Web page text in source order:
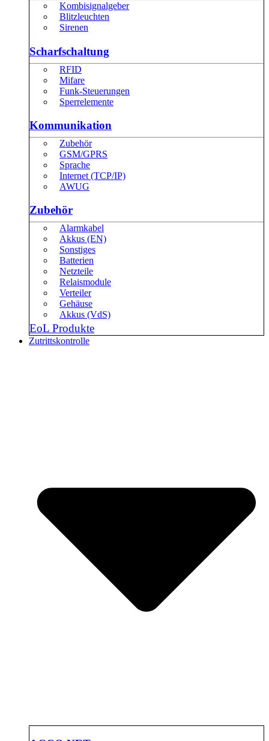
Kombisignalgeber
Blitzleuchten
Sirenen
Scharfschaltung
RFID
Mifare
Funk-Steuerungen
Sperrelemente
Kommunikation
Zubehör
GSM/GPRS
Sprache
Internet (TCP/IP)
AWUG
Zubehör
Alarmkabel
Akkus (EN)
Sonstiges
Batterien
Netzteile
Relaismodule
Verteiler
Gehäuse
Akkus (VdS)
EoL Produkte
Zutrittskontrolle